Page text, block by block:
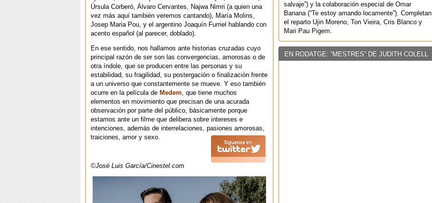
Úrsula Corberó, Álvaro Cervantes, Najwa Nimri (a quien una
vez más aquí también veremos cantando), María Molins,
Josep Maria Pou, y el argentino Joaquín Furriel hablando con
acento español (al parecer, doblado).
En ese sentido, nos hallamos ante historias cruzadas cuyo
principal razón de ser son las convergencias, amorosas o de
otra índole, que se producen entre las personas y su
estabilidad, su fragilidad, su postergación o finalización frente
a un universo que constantemente se mueve. Y eso también
ocurre en la película de Medem, que tiene muchos
elementos en movimiento que precisan de una acurada
observación por parte del público, básicamente porque
estamos ante un filme que delibera sobre intereses e
intenciones, además de interrelaciones, pasiones amorosas,
traiciones, amor y sexo.
©José Luis García/Cinestel.com
salvaje”) y la colaboración especial de Omar
Banana (“Te estoy amando locamente”). Completan
el reparto Ujin Moreno, Ton Vieira, Cris Blanco y
Mari Pau Pigem.
EN RODATGE: “MESTRES” DE JUDITH COLELL